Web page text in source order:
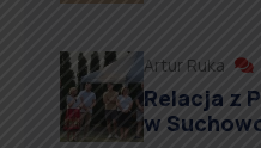
Artur Ruka
Relacja z
w